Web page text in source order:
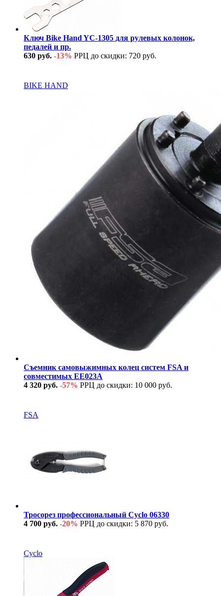
Ключ Bike Hand YC-1305 для рулевых колонок,
педалей и пр.
630 руб. -13% РРЦ до скидки: 720 руб.
BIKE HAND
Съемник самовыжимных колец систем FSA и
совместимых EE023A
4 320 руб. -57% РРЦ до скидки: 10 000 руб.
FSA
Тросорез профессиональный Cyclo 06330
4 700 руб. -20% РРЦ до скидки: 5 870 руб.
Cyclo